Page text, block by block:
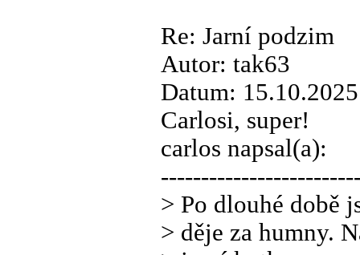
Re: Jarní podzim
Autor: tak63
Datum:
Carlosi, super!
carlos napsal(a):
> Po dlouhé době
> děje za humny.